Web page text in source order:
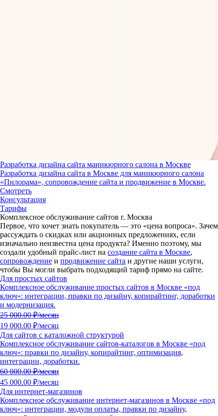
Разработка дизайна сайта маникюрного салона в Москве
Разработка дизайна сайта в Москве для маникюрного салона
«Пилорама», сопровождение сайта и продвижение в Москве.
Смотреть
Консультация
Тарифы
Комплексное обслуживание сайтов г. Москва
Первое, что хочет знать покупатель — это «цена вопроса». Зачем
рассуждать о скидках или акционных предложениях, если
изначально неизвестна цена продукта? Именно поэтому, мы
создали удобный прайс-лист на создание сайта в Москве,
сопровождение и продвижение сайта и другие наши услуги,
чтобы Вы могли выбрать подходящий тариф прямо на сайте.
Для простых сайтов
Комплексное обслуживание простых сайтов в Москве «под
ключ»: интеграции, правки по дизайну, копирайтинг, доработки
и модернизация.
25 000.00₽/месяц
19 000.00 ₽/месяц
Для сайтов с каталожной структурой
Комплексное обслуживание сайтов-каталогов в Москве «под
ключ»: правки по дизайну, копирайтинг, оптимизация,
интеграции, доработки.
60 000.00₽/месяц
45 000.00 ₽/месяц
Для интернет-магазинов
Комплексное обслуживание интернет-магазинов в Москве «под
ключ»: интеграции, модули оплаты, правки по дизайну,